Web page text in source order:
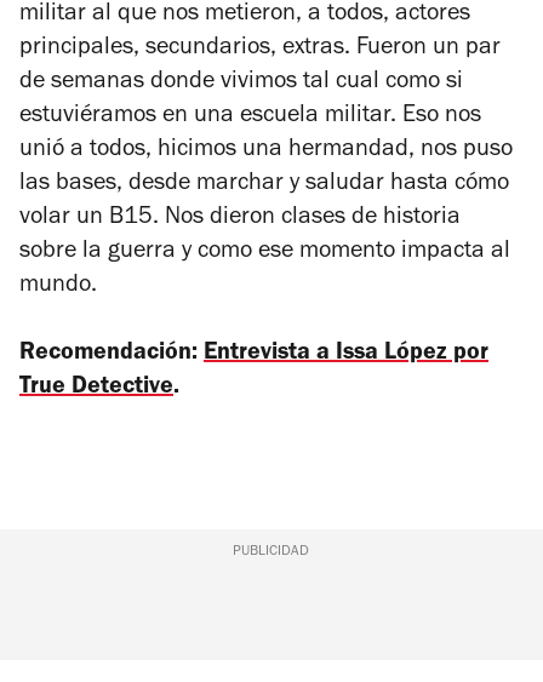
militar al que nos metieron, a todos, actores
principales, secundarios, extras. Fueron un par
de semanas donde vivimos tal cual como si
estuviéramos en una escuela militar. Eso nos
unió a todos, hicimos una hermandad, nos puso
las bases, desde marchar y saludar hasta cómo
volar un B15. Nos dieron clases de historia
sobre la guerra y como ese momento impacta al
mundo.
Recomendación: Entrevista a Issa López por
True Detective.
PUBLICIDAD